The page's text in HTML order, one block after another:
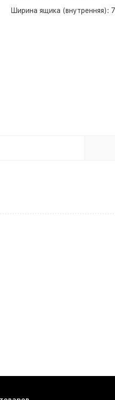
Ширина ящика (внутренняя):